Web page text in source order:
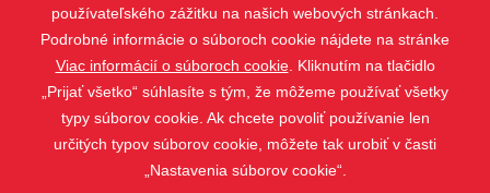
ISOTRA
KONTAKT
používateľského zážitku na našich webových stránkach.
Podrobné informácie o súboroch cookie nájdete na stránke
Viac informácií o súboroch cookie. Kliknutím na tlačidlo
„Prijať všetko“ súhlasíte s tým, že môžeme používať všetky
typy súborov cookie. Ak chcete povoliť používanie len
určitých typov súborov cookie, môžete tak urobiť v časti
„Nastavenia súborov cookie“.